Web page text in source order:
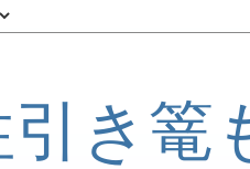
き篭